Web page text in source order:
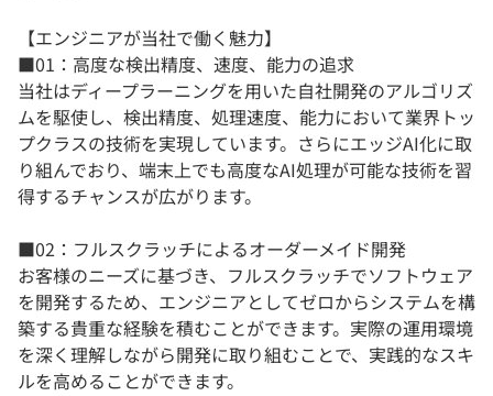
【エンジニアが当社で働く魅力】
■01：高度な検出精度、速度、能力の追求
当社はディープラーニングを用いた自社開発のアルゴリズ
ムを駆使し、検出精度、処理速度、能力において業界トッ
プクラスの技術を実現しています。さらにエッジAI化に取
り組んでおり、端末上でも高度なAI処理が可能な技術を習
得するチャンスが広がります。
■02：フルスクラッチによるオーダーメイド開発
お客様のニーズに基づき、フルスクラッチでソフトウェア
を開発するため、エンジニアとしてゼロからシステムを構
築する貴重な経験を積むことができます。実際の運用環境
を深く理解しながら開発に取り組むことで、実践的なスキ
ルを高めることができます。